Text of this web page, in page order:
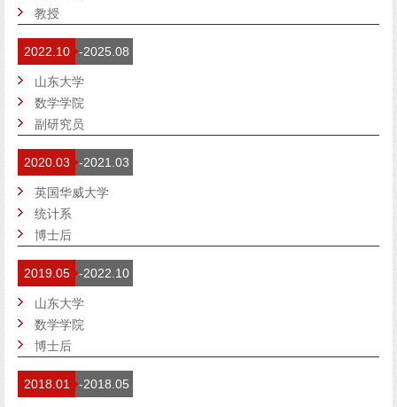
教授
2022.10 -2025.08
山东大学
数学学院
副研究员
2020.03 -2021.03
英国华威大学
统计系
博士后
2019.05 -2022.10
山东大学
数学学院
博士后
2018.01 -2018.05